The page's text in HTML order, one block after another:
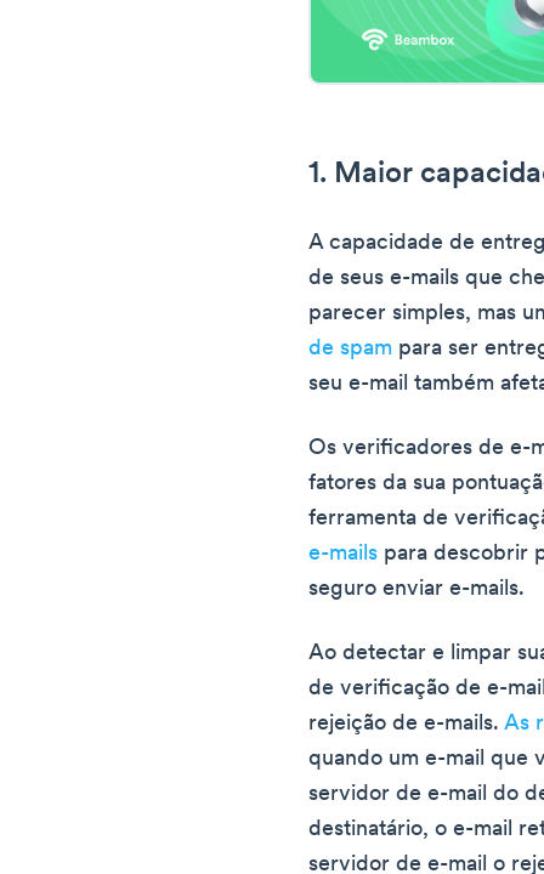
1. Maior
A capacidade de
de seus e-mails que
parecer simples, mas
de spam para ser
seu e-mail também
Os verificadores de e-
fatores da sua
ferramenta de
e-mails para descobrir
seguro enviar e-mails.
Ao detectar e limpar
de verificação de e-
rejeição de e-mails.As
quando um e-mail que
servidor de e-mail do
destinatário, o e-mail
servidor de e-mail o